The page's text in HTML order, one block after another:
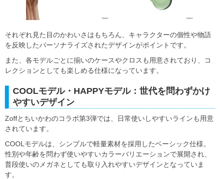
それぞれ見た目のかわいさはもちろん、キャラクターの個性や物語
を反映したパーソナライズされたデザインがポイントです。
また、各モデルごとに揃いのケースやクロスも用意されており、コ
レクションとしても楽しめる仕様になっています。
COOLモデル・HAPPYモデル：世代を問わずかけ
やすいデザイン
Zoffとちいかわのコラボ第3弾では、日常使いしやすいラインも用意
されています。
COOLモデルは、シンプルで軽量素材を採用したベーシック仕様。
性別や年齢を問わず使いやすいカラーバリエーションで展開され、
普段使いのメガネとしても取り入れやすいデザインとなっていま
す。